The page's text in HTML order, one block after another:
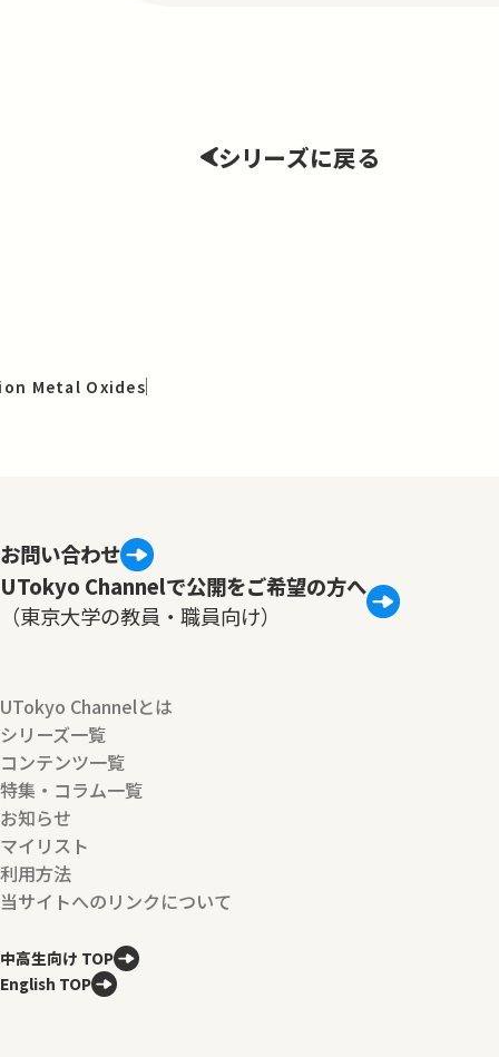
シリーズに戻る
Metal Oxides
お問い合わせ
UTokyo Channelで公開をご希望の方へ
（東京大学の教員・職員向け）
UTokyo Channelとは
シリーズ一覧
コンテンツ一覧
特集・コラム一覧
お知らせ
マイリスト
利用方法
当サイトへのリンクについて
中高生向け TOP
English TOP